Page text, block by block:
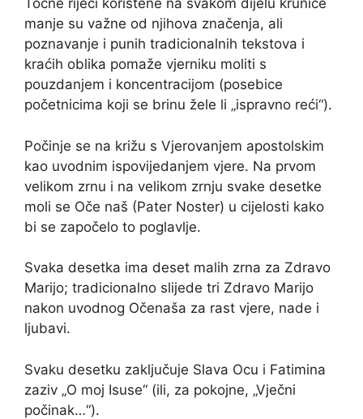
Točne riječi korištene na svakom dijelu krunice
manje su važne od njihova značenja, ali
poznavanje i punih tradicionalnih tekstova i
kraćih oblika pomaže vjerniku moliti s
pouzdanjem i koncentracijom (posebice
početnicima koji se brinu žele li „ispravno reći“).
Počinje se na križu s Vjerovanjem apostolskim
kao uvodnim ispovijedanjem vjere. Na prvom
velikom zrnu i na velikom zrnju svake desetke
moli se Oče naš (Pater Noster) u cijelosti kako
bi se započelo to poglavlje.
Svaka desetka ima deset malih zrna za Zdravo
Marijo; tradicionalno slijede tri Zdravo Marijo
nakon uvodnog Očenaša za rast vjere, nade i
ljubavi.
Svaku desetku zaključuje Slava Ocu i Fatimina
zaziv „O moj Isuse“ (ili, za pokojne, „Vječni
počinak…“).